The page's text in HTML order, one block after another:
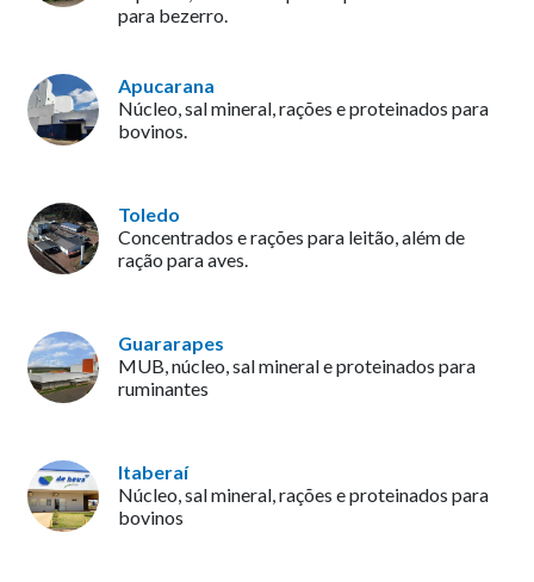
para bezerro.
Apucarana
Núcleo, sal mineral, rações e proteinados para
bovinos.
Toledo
Concentrados e rações para leitão, além de
ração para aves.
Guararapes
MUB, núcleo, sal mineral e proteinados para
ruminantes
Itaberaí
Núcleo, sal mineral, rações e proteinados para
bovinos